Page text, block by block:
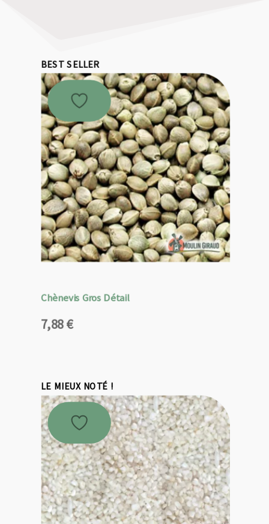
BEST SELLER
Chènevis Gros Détail
7,88€
LE MIEUX NOTÉ !